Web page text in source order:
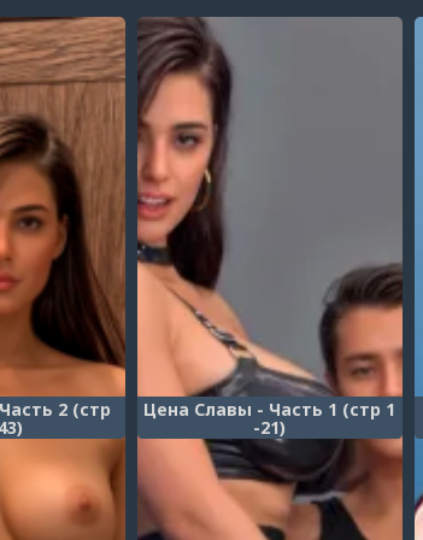
2 (стр Цена Славы - Часть 1 (стр 1
-21)
Post a comment